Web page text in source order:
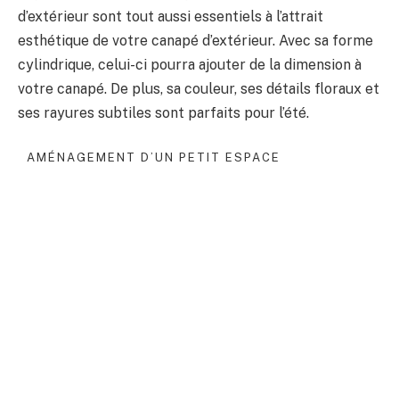
d’extérieur sont tout aussi essentiels à l’attrait
esthétique de votre canapé d’extérieur. Avec sa forme
cylindrique, celui-ci pourra ajouter de la dimension à
votre canapé. De plus, sa couleur, ses détails floraux et
ses rayures subtiles sont parfaits pour l’été.
AMÉNAGEMENT D’UN PETIT ESPACE